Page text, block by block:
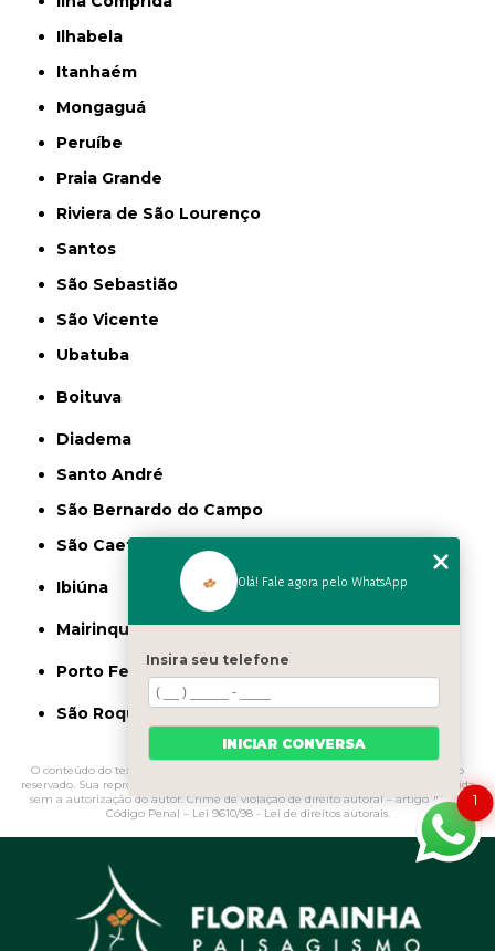
Ilhabela
Itanhaém
Mongaguá
Peruíbe
Praia Grande
Riviera de São Lourenço
Santos
São Sebastião
São Vicente
Ubatuba
Boituva
Diadema
Santo André
São Bernardo do Campo
São Caetano do Sul
Ibiúna
Mairinque
Porto Feliz
São Roque
O conteúdo do texto "
" é de direito
reservado. Sua reprodução, parcial ou total, mesmo citando nossos links, é proibida
sem a autorização do autor. Crime de violação de direito autoral – artigo 184 do
Código Penal – Lei 9610/98 - Lei de direitos autorais.
1
Olá! Fale agora pelo WhatsApp
Insira seu telefone
INICIAR CONVERSA